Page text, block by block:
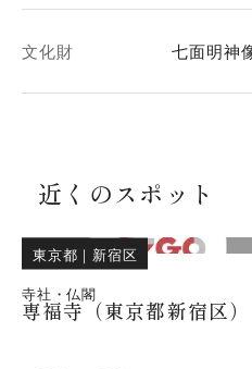
文化財 七面明神
近くのスポット
東京都 ｜ 新宿区
寺社・仏閣
専福寺（東京都新宿区）